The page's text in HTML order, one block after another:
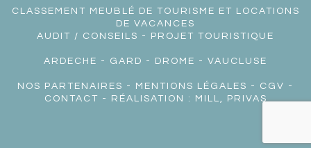
CLASSEMENT MEUBLÉ DE TOURISME ET LOCATIONS
DE VACANCES
AUDIT / CONSEILS - PROJET TOURISTIQUE
ARDECHE - GARD - DROME - VAUCLUSE
NOS PARTENAIRES - MENTIONS LÉGALES - CGV -
CONTACT - RÉALISATION : MILL, PRIVAS